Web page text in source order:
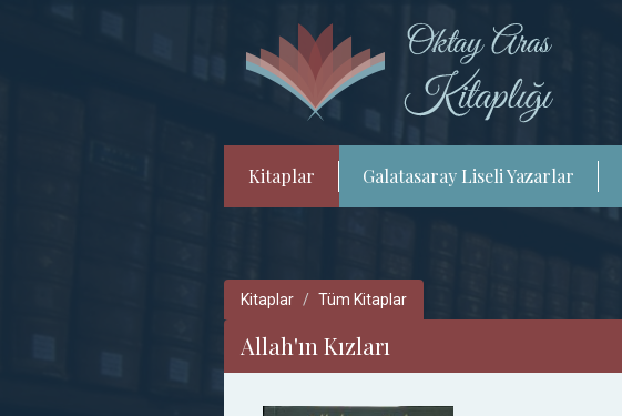
Kitaplar Galatasaray Liseli Yazarlar
Kitaplar Tüm Kitaplar
Allah'ın Kızları